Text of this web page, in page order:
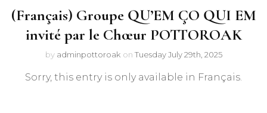
(Français) Groupe QU’EM ÇO QUI EM
invité par le Chœur POTTOROAK
by adminpottoroak on Tuesday July 29th, 2025
Sorry, this entry is only available in Français.